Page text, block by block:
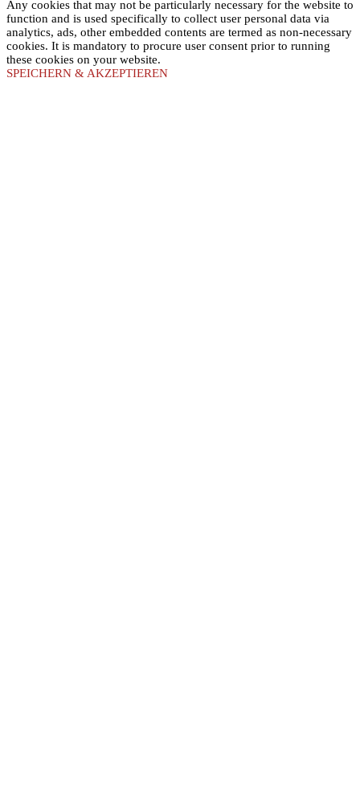
Any cookies that may not be particularly necessary for the website to
function and is used specifically to collect user personal data via
analytics, ads, other embedded contents are termed as non-necessary
cookies. It is mandatory to procure user consent prior to running
these cookies on your website.
SPEICHERN & AKZEPTIEREN